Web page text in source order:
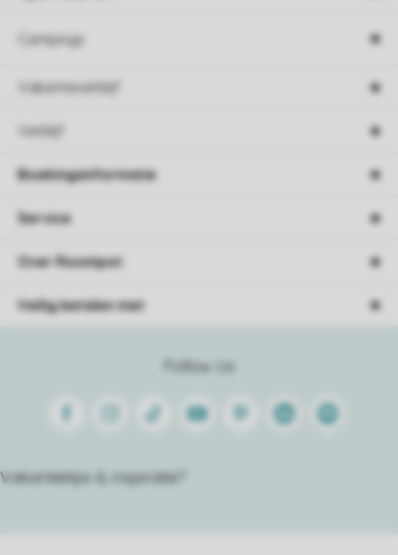
Campings
Vakantieverblijf
Verblijf
Follow Us
FacebookInstagram
Tiktok Youtube PinterestLinkedinSpotify
Vakantietips & inspiratie?
Boekingsinformatie
Service
Over Roompot
Veilig betalen met